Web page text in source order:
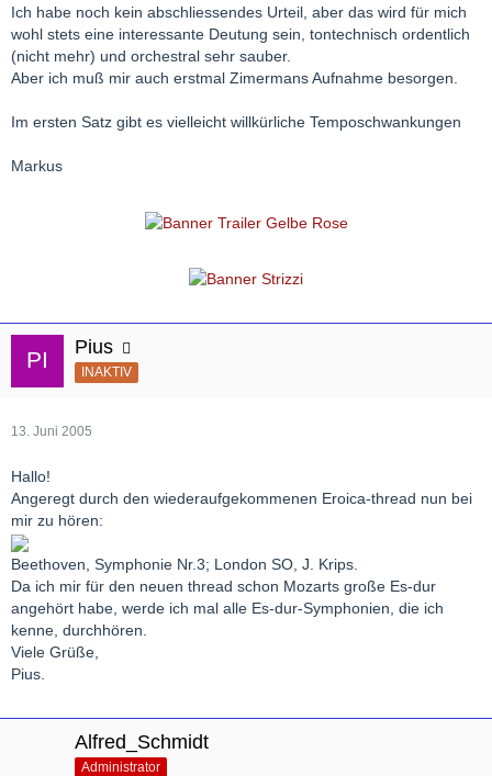
Ich habe noch kein abschliessendes Urteil, aber das wird für mich
wohl stets eine interessante Deutung sein, tontechnisch ordentlich
(nicht mehr) und orchestral sehr sauber.
Aber ich muß mir auch erstmal Zimermans Aufnahme besorgen.
Im ersten Satz gibt es vielleicht willkürliche Temposchwankungen
Markus
Pius
INAKTIV
13. Juni 2005
Hallo!
Angeregt durch den wiederaufgekommenen Eroica-thread nun bei
mir zu hören:
Beethoven, Symphonie Nr.3; London SO, J. Krips.
Da ich mir für den neuen thread schon Mozarts große Es-dur
angehört habe, werde ich mal alle Es-dur-Symphonien, die ich
kenne, durchhören.
Viele Grüße,
Pius.
Alfred_Schmidt
Administrator